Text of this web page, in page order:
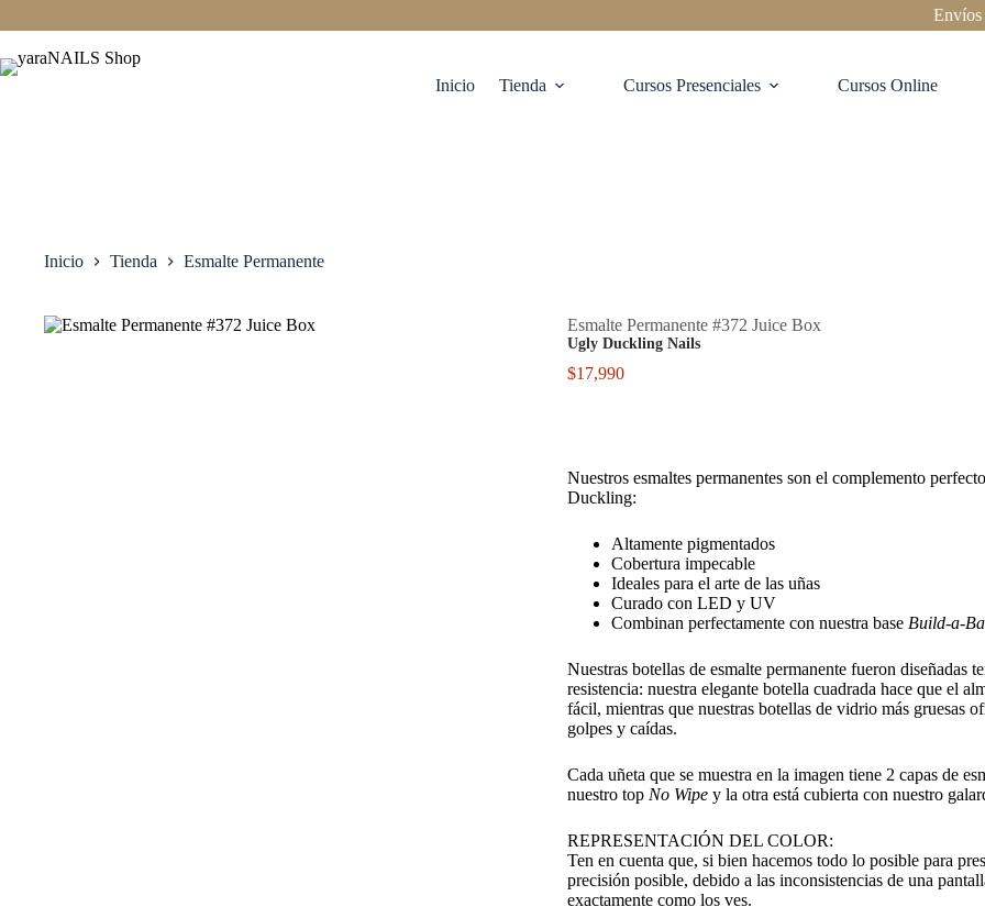
al
contenido
Envíos a
Inicio Tienda Cursos Presenciales Cursos Online
Inicio Tienda Esmalte Permanente
Esmalte Permanente #372 Juice Box
Ugly Duckling Nails
$17,990
Nuestros esmaltes permanentes son el complemento
Duckling:
Altamente pigmentados
Cobertura impecable
Ideales para el arte de las uñas
Curado con LED y UV
Combinan perfectamente con nuestra base Build-a-
Nuestras botellas de esmalte permanente fueron diseñadas
resistencia: nuestra elegante botella cuadrada hace que el
fácil, mientras que nuestras botellas de vidrio más gruesas
golpes y caídas.
Cada uñeta que se muestra en la imagen tiene 2 capas de
nuestro top No Wipey la otra está cubierta con nuestro
REPRESENTACIÓN DEL COLOR:
Ten en cuenta que, si bien hacemos todo lo posible para
precisión posible, debido a las inconsistencias de una
exactamente como los ves.